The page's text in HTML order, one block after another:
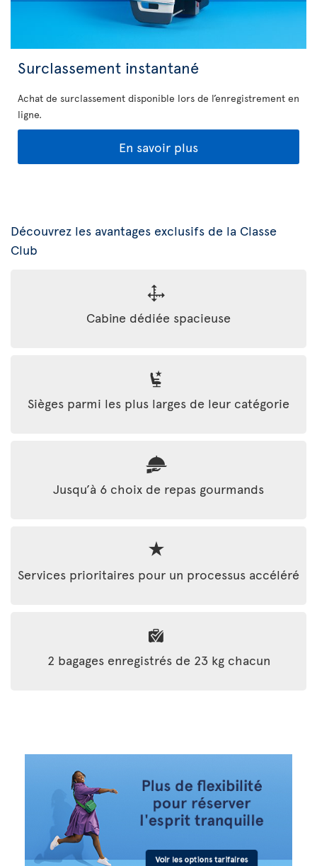
Surclassement instantané
Achat de surclassement disponible lors de l’enregistrement en
ligne.
En savoir plus
Découvrez les avantages exclusifs de la Classe
Club
Cabine dédiée spacieuse
Sièges parmi les plus larges de leur catégorie
Jusqu’à 6 choix de repas gourmands
Services prioritaires pour un processus accéléré
2 bagages enregistrés de 23 kg chacun